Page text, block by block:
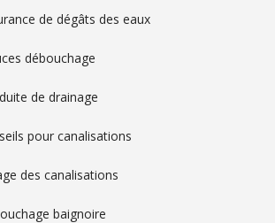
de dégâts des eaux
débouchage
de drainage
pour canalisations
des canalisations
baignoire